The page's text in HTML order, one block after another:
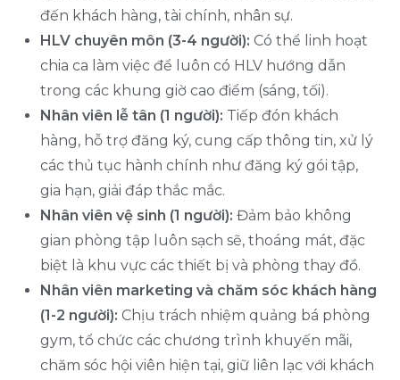
đến khách hàng, tài chính, nhân sự.
HLV chuyên môn (3-4 người): Có thể linh hoạt
chia ca làm việc để luôn có HLV hướng dẫn
trong các khung giờ cao điểm (sáng, tối).
Nhân viên lễ tân (1 người): Tiếp đón khách
hàng, hỗ trợ đăng ký, cung cấp thông tin, xử lý
các thủ tục hành chính như đăng ký gói tập,
gia hạn, giải đáp thắc mắc.
Nhân viên vệ sinh (1 người): Đảm bảo không
gian phòng tập luôn sạch sẽ, thoáng mát, đặc
biệt là khu vực các thiết bị và phòng thay đồ.
Nhân viên marketing và chăm sóc khách hàng
(1-2 người): Chịu trách nhiệm quảng bá phòng
gym, tổ chức các chương trình khuyến mãi,
chăm sóc hội viên hiện tại, giữ liên lạc với khách